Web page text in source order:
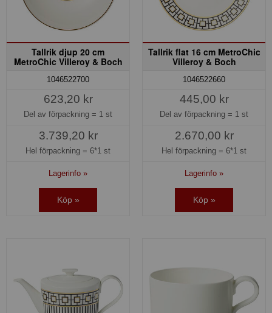
Tallrik djup 20 cm
MetroChic Villeroy & Boch
1046522700
623,20 kr
Del av förpackning = 1 st
3.739,20 kr
Hel förpackning = 6*1 st
Lagerinfo »
Köp »
Tallrik flat 16 cm MetroChic
Villeroy & Boch
1046522660
445,00 kr
Del av förpackning = 1 st
2.670,00 kr
Hel förpackning = 6*1 st
Lagerinfo »
Köp »